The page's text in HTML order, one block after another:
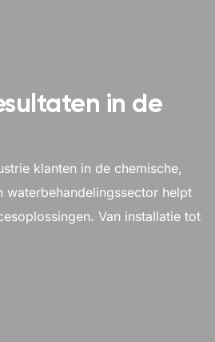
in de
klanten in de chemische,
waterbehandelingssector helpt
Van installatie tot